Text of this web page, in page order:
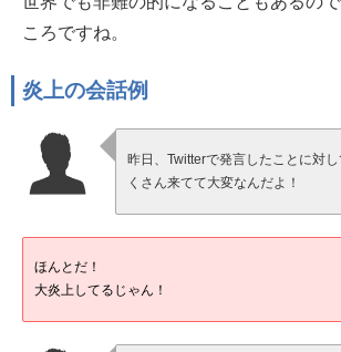
ころですね。
炎上の会話例
昨日、Twitterで発言したことに対
くさん来てて大変なんだよ！
ほんとだ！
大炎上してるじゃん！